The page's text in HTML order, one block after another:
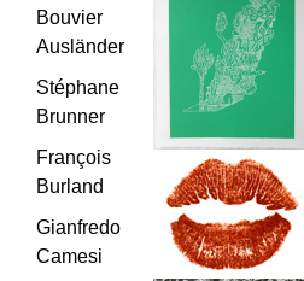
Bouvier
Ausländer
Stéphane
Brunner
François
Burland
Gianfredo
Camesi